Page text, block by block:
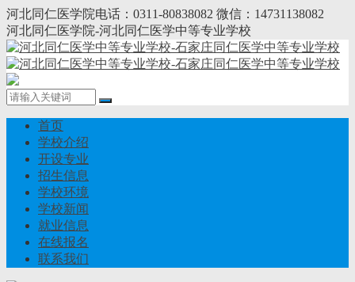
河北同仁医学院电话：0311-80838082 微信：14731138082
河北同仁医学院-河北同仁医学中等专业学校
首页
学校介绍
开设专业
招生信息
学校环境
学校新闻
就业信息
在线报名
联系我们